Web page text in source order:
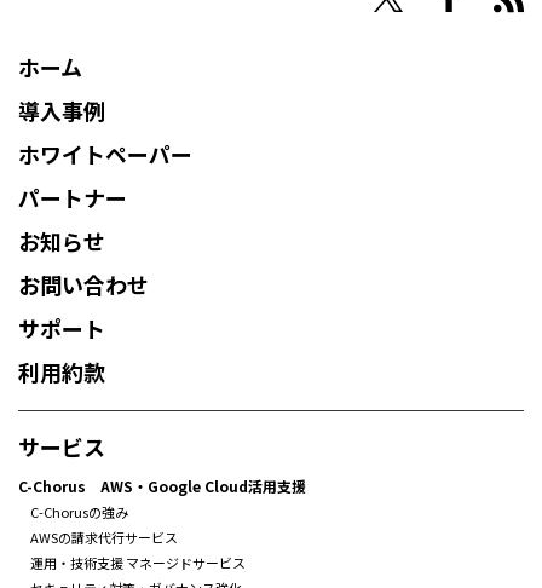
ホーム
導入事例
ホワイトペーパー
パートナー
お知らせ
お問い合わせ
サポート
利用約款
サービス
C-Chorus AWS・Google Cloud活用支援
C-Chorusの強み
AWSの請求代行サービス
運用・技術支援 マネージドサービス